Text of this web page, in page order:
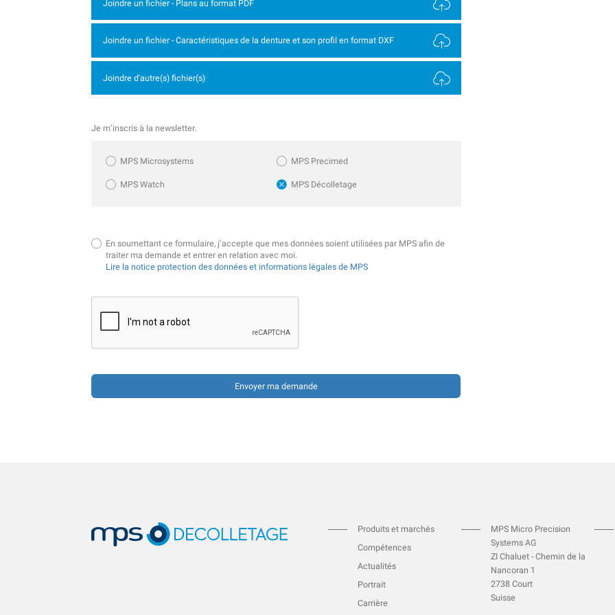
Joindre un fichier - Plans au format PDF
Joindre un fichier - Caractéristiques de la denture et son profil en format DXF
Joindre d'autre(s) fichier(s)
Je m’inscris à la newsletter.
MPS Microsystems MPS Precimed
MPS Watch MPS Décolletage
En soumettant ce formulaire, j’accepte que mes données soient utilisées par MPS afin de
traiter ma demande et entrer en relation avec moi.
Lire la notice protection des données et informations légales de MPS
Produits et marchés
Compétences
Actualités
Portrait
Carrière
MPS Micro Precision
Systems AG
ZI Chaluet - Chemin de la
Nancoran 1
2738 Court
Suisse